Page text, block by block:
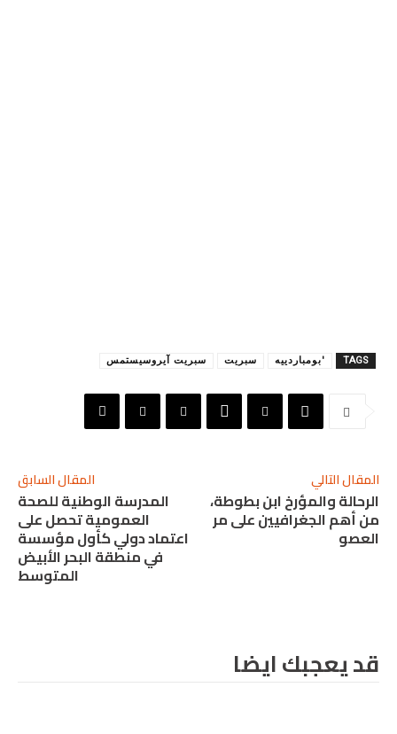
TAGS 'بومباردييه سبريت سبريت آيروسيستمس
المقال السابق
المدرسة الوطنية للصحة
العمومية تحصل على
اعتماد دولي كأول مؤسسة
في منطقة البحر الأبيض
المتوسط
المقال التالي
الرحالة والمؤرخ ابن بطوطة،
من أهم الجغرافيين على مر
العصو
قد يعجبك ايضا